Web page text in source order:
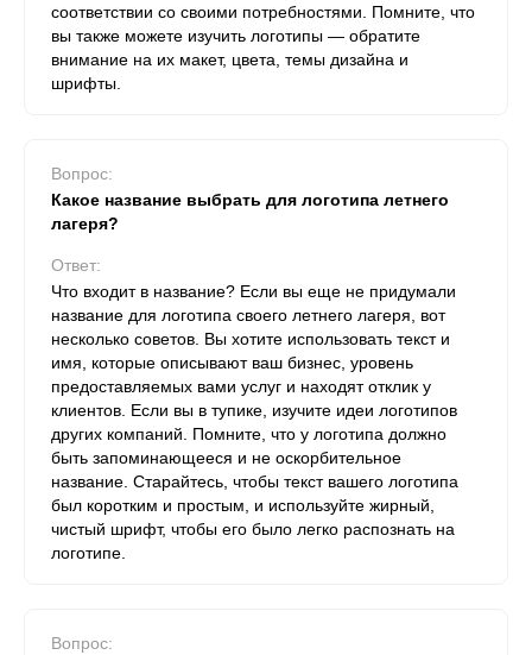
соответствии со своими потребностями. Помните, что
вы также можете изучить логотипы — обратите
внимание на их макет, цвета, темы дизайна и
шрифты.
Вопрос:
Какое название выбрать для логотипа летнего
лагеря?
Ответ:
Что входит в название? Если вы еще не придумали
название для логотипа своего летнего лагеря, вот
несколько советов. Вы хотите использовать текст и
имя, которые описывают ваш бизнес, уровень
предоставляемых вами услуг и находят отклик у
клиентов. Если вы в тупике, изучите идеи логотипов
других компаний. Помните, что у логотипа должно
быть запоминающееся и не оскорбительное
название. Старайтесь, чтобы текст вашего логотипа
был коротким и простым, и используйте жирный,
чистый шрифт, чтобы его было легко распознать на
логотипе.
Вопрос: